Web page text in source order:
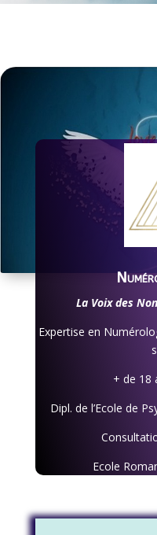
La Voix des
Expertise en
+ de 18
Dipl. de l’Ecole de
Ecole